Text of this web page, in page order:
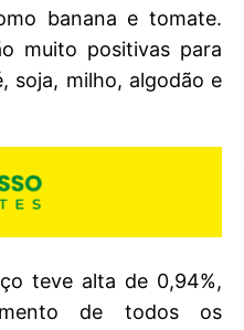
banana e tomate.
muito positivas para
soja, milho, algodão e
teve alta de 0,94%,
de todos os